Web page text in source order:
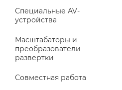
Специальные AV-
устройства
Масштабаторы и
преобразователи
развертки
Совместная работа